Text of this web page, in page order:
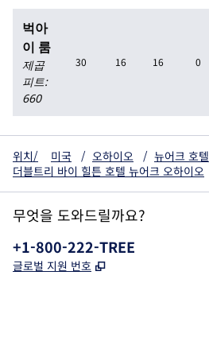
벅아
이 룸
제곱
피트:
660
30 16 16 0
위치/ 미국 / 오하이오 / 뉴어크 호텔
더블트리 바이 힐튼 호텔 뉴어크 오하이오
무엇을 도와드릴까요?
전화:
+1-800-222-TREE
글로벌 지원 번호 ,